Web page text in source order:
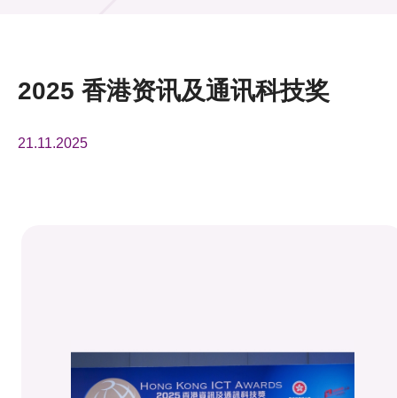
活动及消息
2025 香港资讯及通讯科技奖
21.11.2025